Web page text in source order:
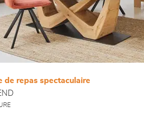
de repas spectaculaire